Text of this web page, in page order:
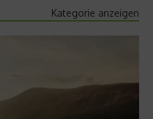
Kategorie anzeigen